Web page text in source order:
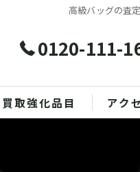
高級バッグの査
0120-111-
買取強化品目 アク